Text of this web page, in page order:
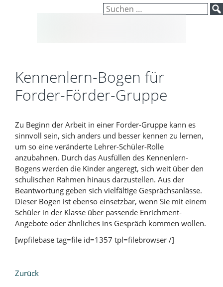
Suchen
Kennenlern-Bogen für
Forder-Förder-Gruppe
Zu Beginn der Arbeit in einer Forder-Gruppe kann es
sinnvoll sein, sich anders und besser kennen zu lernen,
um so eine veränderte Lehrer-Schüler-Rolle
anzubahnen. Durch das Ausfüllen des Kennenlern-
Bogens werden die Kinder angeregt, sich weit über den
schulischen Rahmen hinaus darzustellen. Aus der
Beantwortung geben sich vielfältige Gesprächsanlässe.
Dieser Bogen ist ebenso einsetzbar, wenn Sie mit einem
Schüler in der Klasse über passende Enrichment-
Angebote oder ähnliches ins Gespräch kommen wollen.
[wpfilebase tag=file id=1357 tpl=filebrowser /]
Zurück